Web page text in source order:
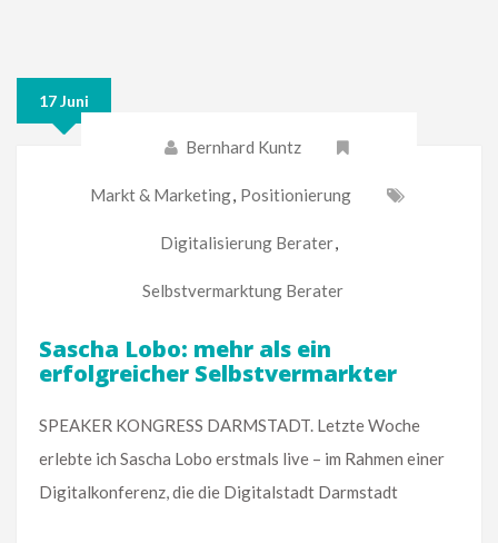
17 Juni
Bernhard Kuntz
Markt & Marketing, Positionierung
Digitalisierung Berater,
Selbstvermarktung Berater
Sascha Lobo: mehr als ein
erfolgreicher Selbstvermarkter
SPEAKER KONGRESS DARMSTADT. Letzte Woche
erlebte ich Sascha Lobo erstmals live – im Rahmen einer
Digitalkonferenz, die die Digitalstadt Darmstadt